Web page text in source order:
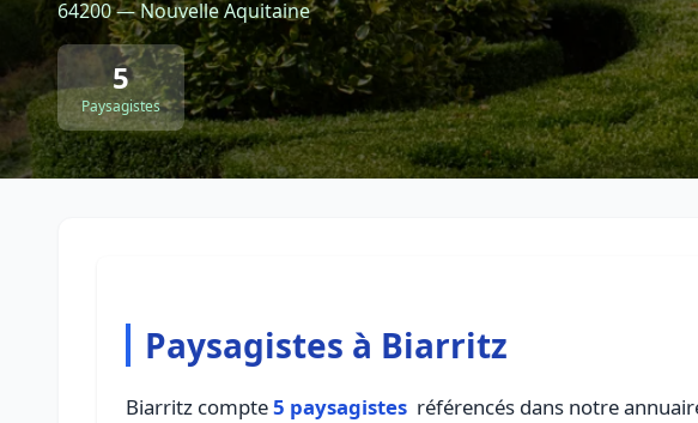
64200 — Nouvelle Aquitaine
5
Paysagistes
Paysagistes à Biarritz
Biarritz compte5 paysagistes référencés dans notre